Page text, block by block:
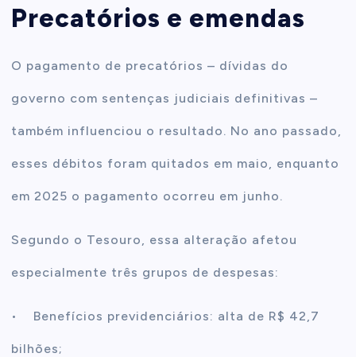
Precatórios e emendas
O pagamento de precatórios – dívidas do
governo com sentenças judiciais definitivas –
também influenciou o resultado. No ano passado,
esses débitos foram quitados em maio, enquanto
em 2025 o pagamento ocorreu em junho.
Segundo o Tesouro, essa alteração afetou
especialmente três grupos de despesas:
• Benefícios previdenciários: alta de R$ 42,7
bilhões;